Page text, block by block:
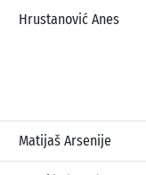
Hrustanović Anes
Matijaš Arsenije